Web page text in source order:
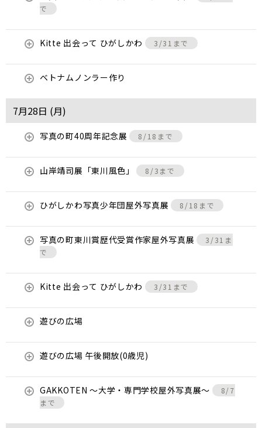
で
Kitte 出会って ひがしかわ 3/31まで
ベトナムノンラー作り
7月28日 (月)
写真の町40周年記念展 8/18まで
山岸靖司展「東川風色」 8/3まで
ひがしかわ写真少年団屋外写真展 8/18まで
写真の町東川賞歴代受賞作家屋外写真展
3/31ま
で
Kitte 出会って ひがしかわ 3/31まで
遊びの広場
遊びの広場 午後開放(0歳児)
GAKKOTEN ～大学・専門学校屋外写真展～
8/7
まで